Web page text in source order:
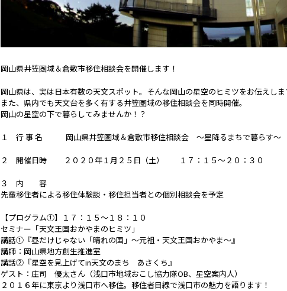
岡山県井笠圏域＆倉敷市移住相談会を開催します！
岡山県は、実は日本有数の天文スポット。そんな岡山の星空のヒミツをお伝えしま
また、県内でも天文台を多く有する井笠圏域の移住相談会を同時開催。
岡山の星空の下で暮らしてみませんか！？
１ 行 事 名 岡山県井笠圏域＆倉敷市移住相談会 ～星降るまちで暮らす～
２ 開催日時 ２０２０年１月２５日（土） １７：１５～２０：３０
３ 内 容
先輩移住者による移住体験談・移住担当者との個別相談会を予定
【プログラム①】１７：１５～１８：１０
セミナー「天文王国おかやまのヒミツ」
講話①『昼だけじゃない「晴れの国」～元祖・天文王国おかやま～』
講師：岡山県地方創生推進室
講話②『星空を見上げてin天文のまち あさくち』
ゲスト：庄司 優太さん（浅口市地域おこし協力隊OB、星空案内人）
２０１６年に東京より浅口市へ移住。移住者目線で浅口市の魅力を語ります！